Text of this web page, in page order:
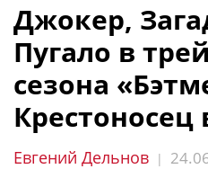
Джокер,
Пугало в
сезона
Евгений Дельнов |